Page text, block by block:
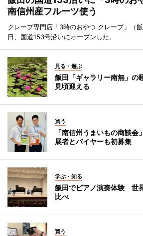
南信州産フルーツ使う
クレープ専門店「3時のおやつ クレープ」（
日、国道153号沿いにオープンした。
見る・遊ぶ
飯田「ギャラリー南無」
見頃迎える
買う
「南信州うまいもの商談
展者とバイヤーも初募集
学ぶ・知る
飯田でピアノ演奏体験 世
比べ
買う